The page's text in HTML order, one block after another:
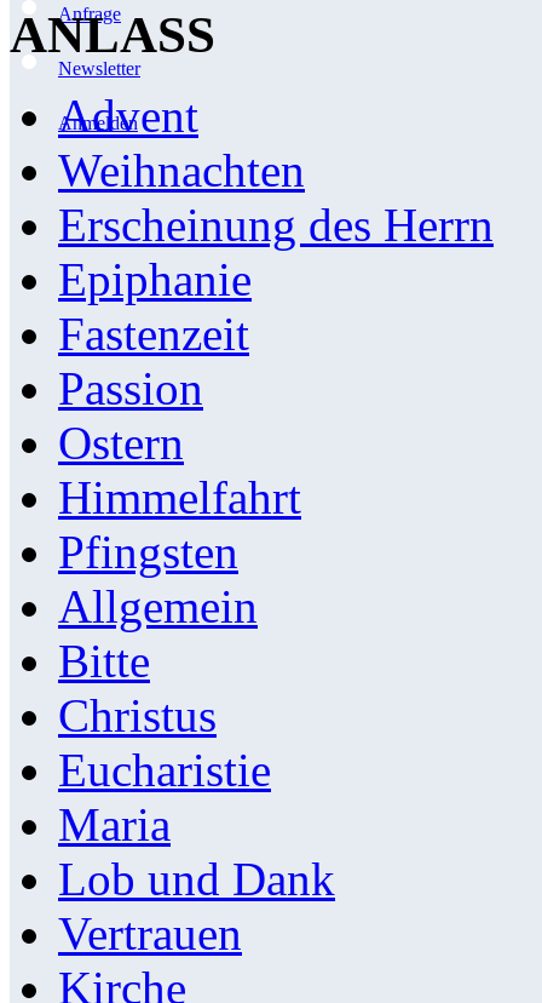
Anfrage
Newsletter
Anmelden
ANLASS
Advent
Weihnachten
Erscheinung des Herrn
Epiphanie
Fastenzeit
Passion
Ostern
Himmelfahrt
Pfingsten
Allgemein
Bitte
Christus
Eucharistie
Maria
Lob und Dank
Vertrauen
Kirche